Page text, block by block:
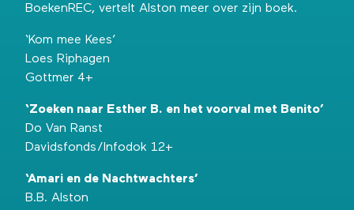
BoekenREC, vertelt Alston meer over zijn boek.
‘Kom mee Kees’
Loes Riphagen
Gottmer 4+
‘Zoeken naar Esther B. en het voorval met Benito’
Do Van Ranst
Davidsfonds/Infodok 12+
‘Amari en de Nachtwachters’
B.B. Alston